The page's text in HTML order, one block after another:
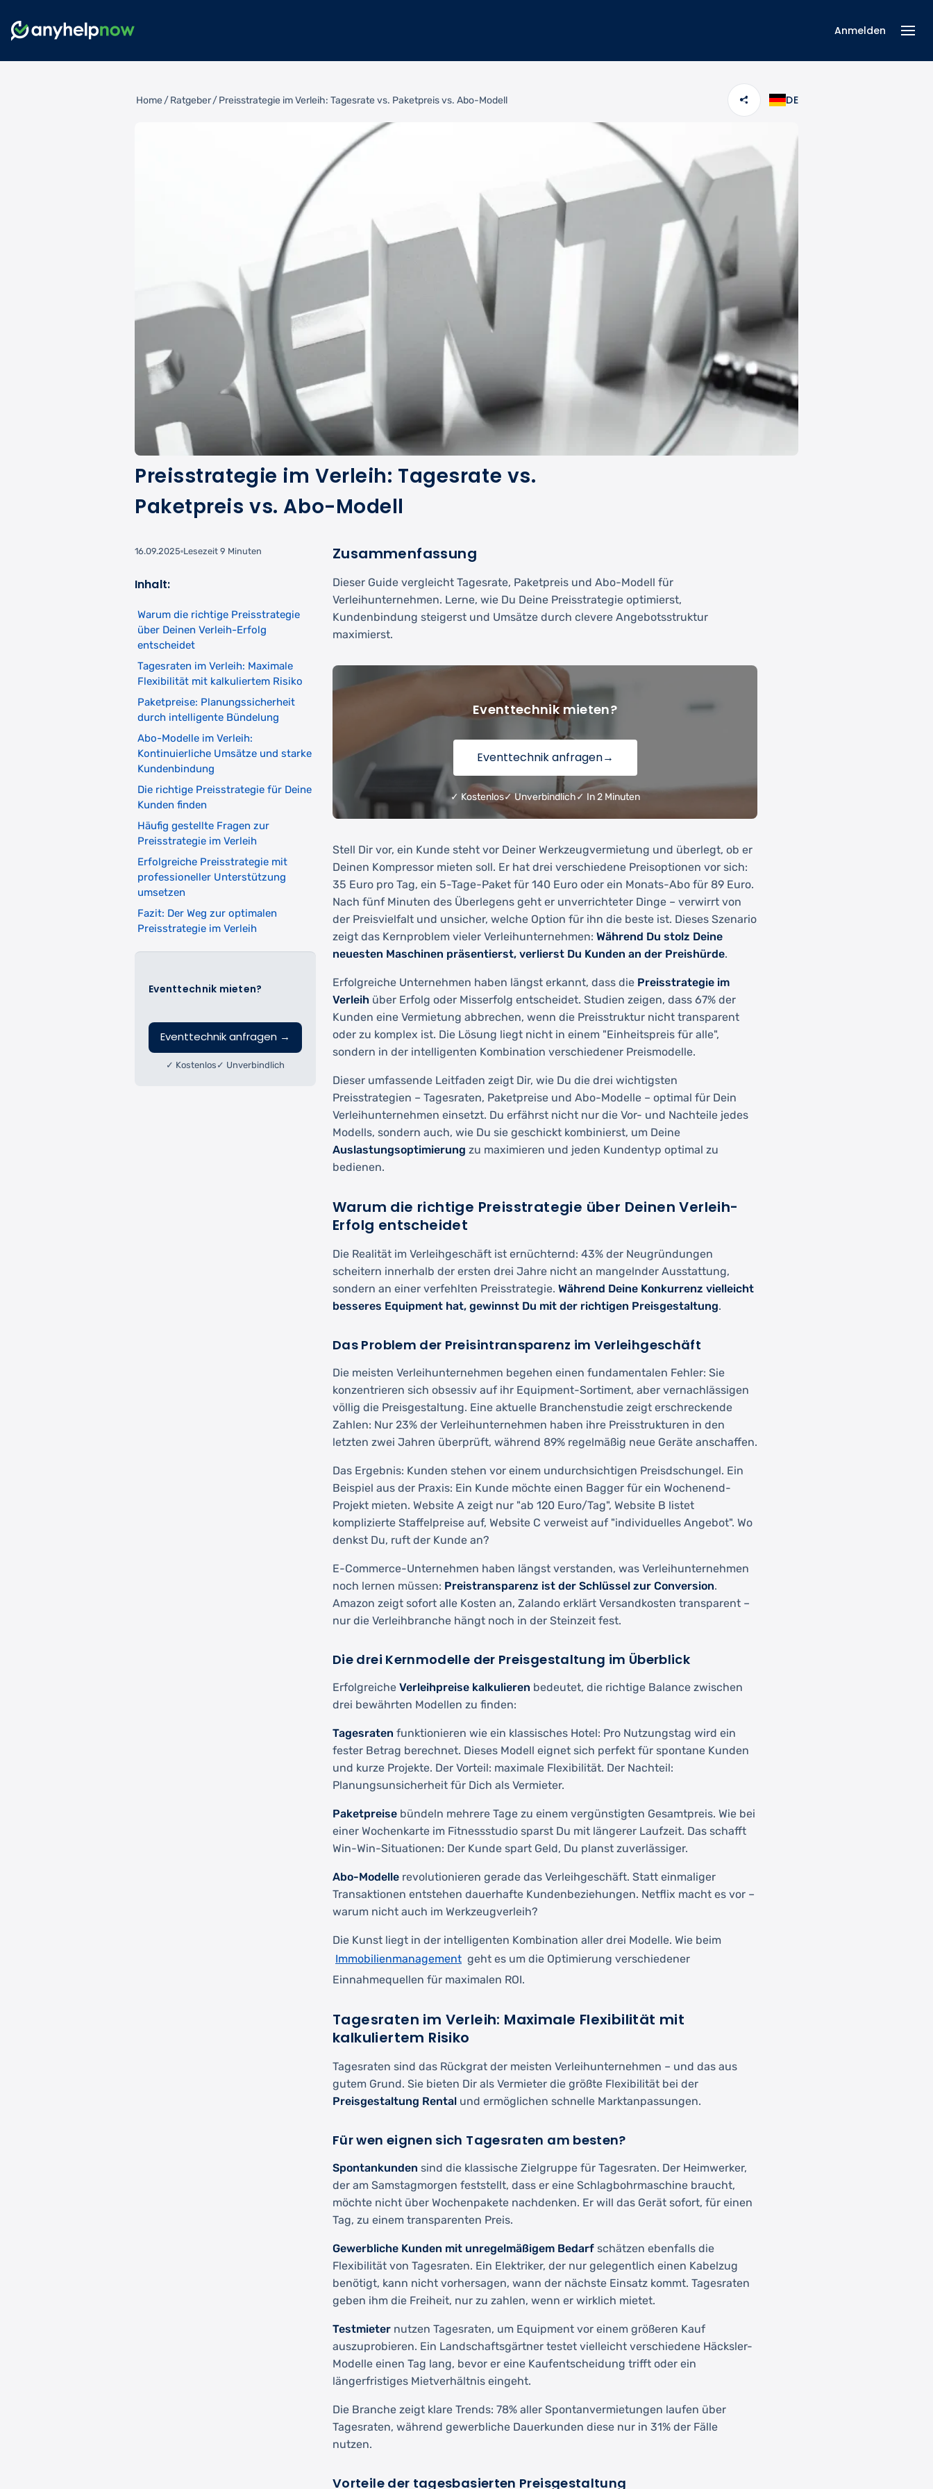
Anmelden
Home/Ratgeber/Preisstrategie im Verleih: Tagesrate vs. Paketpreis vs. Abo-Modell DE
Preisstrategie im Verleih: Tagesrate vs.
Paketpreis vs. Abo-Modell
16.09.2025 Lesezeit 9 Minuten
Inhalt:
Eventtechnik mieten?
Eventtechnik anfragen →
✓ Kostenlos ✓ Unverbindlich
Warum die richtige Preisstrategie
über Deinen Verleih-Erfolg
entscheidet
Tagesraten im Verleih: Maximale
Flexibilität mit kalkuliertem Risiko
Paketpreise: Planungssicherheit
durch intelligente Bündelung
Abo-Modelle im Verleih:
Kontinuierliche Umsätze und starke
Kundenbindung
Die richtige Preisstrategie für Deine
Kunden finden
Häufig gestellte Fragen zur
Preisstrategie im Verleih
Erfolgreiche Preisstrategie mit
professioneller Unterstützung
umsetzen
Fazit: Der Weg zur optimalen
Preisstrategie im Verleih
Zusammenfassung
Dieser Guide vergleicht Tagesrate, Paketpreis und Abo-Modell für
Verleihunternehmen. Lerne, wie Du Deine Preisstrategie optimierst,
Kundenbindung steigerst und Umsätze durch clevere Angebotsstruktur
maximierst.
Eventtechnik mieten?
Eventtechnik anfragen→
✓ Kostenlos✓ Unverbindlich✓ In 2 Minuten
Stell Dir vor, ein Kunde steht vor Deiner Werkzeugvermietung und überlegt, ob er
Deinen Kompressor mieten soll. Er hat drei verschiedene Preisoptionen vor sich:
35 Euro pro Tag, ein 5-Tage-Paket für 140 Euro oder ein Monats-Abo für 89 Euro.
Nach fünf Minuten des Überlegens geht er unverrichteter Dinge – verwirrt von
der Preisvielfalt und unsicher, welche Option für ihn die beste ist. Dieses Szenario
zeigt das Kernproblem vieler Verleihunternehmen: Während Du stolz Deine
neuesten Maschinen präsentierst, verlierst Du Kunden an der Preishürde.
Erfolgreiche Unternehmen haben längst erkannt, dass die Preisstrategie im
Verleih über Erfolg oder Misserfolg entscheidet. Studien zeigen, dass 67% der
Kunden eine Vermietung abbrechen, wenn die Preisstruktur nicht transparent
oder zu komplex ist. Die Lösung liegt nicht in einem "Einheitspreis für alle",
sondern in der intelligenten Kombination verschiedener Preismodelle.
Dieser umfassende Leitfaden zeigt Dir, wie Du die drei wichtigsten
Preisstrategien – Tagesraten, Paketpreise und Abo-Modelle – optimal für Dein
Verleihunternehmen einsetzt. Du erfährst nicht nur die Vor- und Nachteile jedes
Modells, sondern auch, wie Du sie geschickt kombinierst, um Deine
Auslastungsoptimierung zu maximieren und jeden Kundentyp optimal zu
bedienen.
Warum die richtige Preisstrategie über Deinen Verleih-
Erfolg entscheidet
Die Realität im Verleihgeschäft ist ernüchternd: 43% der Neugründungen
scheitern innerhalb der ersten drei Jahre nicht an mangelnder Ausstattung,
sondern an einer verfehlten Preisstrategie. Während Deine Konkurrenz vielleicht
besseres Equipment hat, gewinnst Du mit der richtigen Preisgestaltung.
Das Problem der Preisintransparenz im Verleihgeschäft
Die meisten Verleihunternehmen begehen einen fundamentalen Fehler: Sie
konzentrieren sich obsessiv auf ihr Equipment-Sortiment, aber vernachlässigen
völlig die Preisgestaltung. Eine aktuelle Branchenstudie zeigt erschreckende
Zahlen: Nur 23% der Verleihunternehmen haben ihre Preisstrukturen in den
letzten zwei Jahren überprüft, während 89% regelmäßig neue Geräte anschaffen.
Das Ergebnis: Kunden stehen vor einem undurchsichtigen Preisdschungel. Ein
Beispiel aus der Praxis: Ein Kunde möchte einen Bagger für ein Wochenend-
Projekt mieten. Website A zeigt nur "ab 120 Euro/Tag", Website B listet
komplizierte Staffelpreise auf, Website C verweist auf "individuelles Angebot". Wo
denkst Du, ruft der Kunde an?
E-Commerce-Unternehmen haben längst verstanden, was Verleihunternehmen
noch lernen müssen: Preistransparenz ist der Schlüssel zur Conversion.
Amazon zeigt sofort alle Kosten an, Zalando erklärt Versandkosten transparent –
nur die Verleihbranche hängt noch in der Steinzeit fest.
Die drei Kernmodelle der Preisgestaltung im Überblick
Erfolgreiche Verleihpreise kalkulieren bedeutet, die richtige Balance zwischen
drei bewährten Modellen zu finden:
Tagesraten funktionieren wie ein klassisches Hotel: Pro Nutzungstag wird ein
fester Betrag berechnet. Dieses Modell eignet sich perfekt für spontane Kunden
und kurze Projekte. Der Vorteil: maximale Flexibilität. Der Nachteil:
Planungsunsicherheit für Dich als Vermieter.
Paketpreise bündeln mehrere Tage zu einem vergünstigten Gesamtpreis. Wie bei
einer Wochenkarte im Fitnessstudio sparst Du mit längerer Laufzeit. Das schafft
Win-Win-Situationen: Der Kunde spart Geld, Du planst zuverlässiger.
Abo-Modelle revolutionieren gerade das Verleihgeschäft. Statt einmaliger
Transaktionen entstehen dauerhafte Kundenbeziehungen. Netflix macht es vor –
warum nicht auch im Werkzeugverleih?
Die Kunst liegt in der intelligenten Kombination aller drei Modelle. Wie beim
Immobilienmanagement geht es um die Optimierung verschiedener
Einnahmequellen für maximalen ROI.
Tagesraten im Verleih: Maximale Flexibilität mit
kalkuliertem Risiko
Tagesraten sind das Rückgrat der meisten Verleihunternehmen – und das aus
gutem Grund. Sie bieten Dir als Vermieter die größte Flexibilität bei der
Preisgestaltung Rental und ermöglichen schnelle Marktanpassungen.
Für wen eignen sich Tagesraten am besten?
Spontankunden sind die klassische Zielgruppe für Tagesraten. Der Heimwerker,
der am Samstagmorgen feststellt, dass er eine Schlagbohrmaschine braucht,
möchte nicht über Wochenpakete nachdenken. Er will das Gerät sofort, für einen
Tag, zu einem transparenten Preis.
Gewerbliche Kunden mit unregelmäßigem Bedarf schätzen ebenfalls die
Flexibilität von Tagesraten. Ein Elektriker, der nur gelegentlich einen Kabelzug
benötigt, kann nicht vorhersagen, wann der nächste Einsatz kommt. Tagesraten
geben ihm die Freiheit, nur zu zahlen, wenn er wirklich mietet.
Testmieter nutzen Tagesraten, um Equipment vor einem größeren Kauf
auszuprobieren. Ein Landschaftsgärtner testet vielleicht verschiedene Häcksler-
Modelle einen Tag lang, bevor er eine Kaufentscheidung trifft oder ein
längerfristiges Mietverhältnis eingeht.
Die Branche zeigt klare Trends: 78% aller Spontanvermietungen laufen über
Tagesraten, während gewerbliche Dauerkunden diese nur in 31% der Fälle
nutzen.
Vorteile der tagesbasierten Preisgestaltung